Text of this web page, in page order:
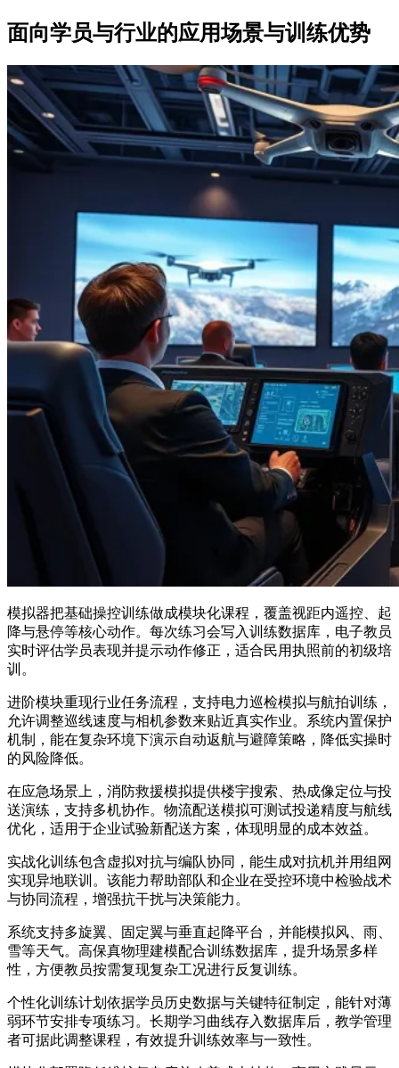
面向学员与行业的应用场景与训练优势
模拟器把基础操控训练做成模块化课程，覆盖视距内遥控、起
降与悬停等核心动作。每次练习会写入训练数据库，电子教员
实时评估学员表现并提示动作修正，适合民用执照前的初级培
训。
进阶模块重现行业任务流程，支持电力巡检模拟与航拍训练，
允许调整巡线速度与相机参数来贴近真实作业。系统内置保护
机制，能在复杂环境下演示自动返航与避障策略，降低实操时
的风险降低。
在应急场景上，消防救援模拟提供楼宇搜索、热成像定位与投
送演练，支持多机协作。物流配送模拟可测试投递精度与航线
优化，适用于企业试验新配送方案，体现明显的成本效益。
实战化训练包含虚拟对抗与编队协同，能生成对抗机并用组网
实现异地联训。该能力帮助部队和企业在受控环境中检验战术
与协同流程，增强抗干扰与决策能力。
系统支持多旋翼、固定翼与垂直起降平台，并能模拟风、雨、
雪等天气。高保真物理建模配合训练数据库，提升场景多样
性，方便教员按需复现复杂工况进行反复训练。
个性化训练计划依据学员历史数据与关键特征制定，能针对薄
弱环节安排专项练习。长期学习曲线存入数据库后，教学管理
者可据此调整课程，有效提升训练效率与一致性。